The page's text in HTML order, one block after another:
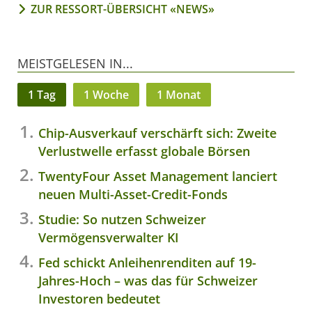
ZUR RESSORT-ÜBERSICHT «NEWS»
MEISTGELESEN IN...
1 Tag 1 Woche 1 Monat
Chip-Ausverkauf verschärft sich: Zweite
Verlustwelle erfasst globale Börsen
TwentyFour Asset Management lanciert
neuen Multi-Asset-Credit-Fonds
Studie: So nutzen Schweizer
Vermögensverwalter KI
Fed schickt Anleihenrenditen auf 19-
Jahres-Hoch – was das für Schweizer
Investoren bedeutet